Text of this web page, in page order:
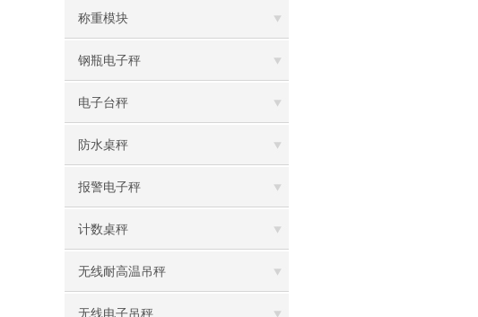
称重模块
钢瓶电子秤
电子台秤
防水桌秤
报警电子秤
计数桌秤
无线耐高温吊秤
无线电子吊秤